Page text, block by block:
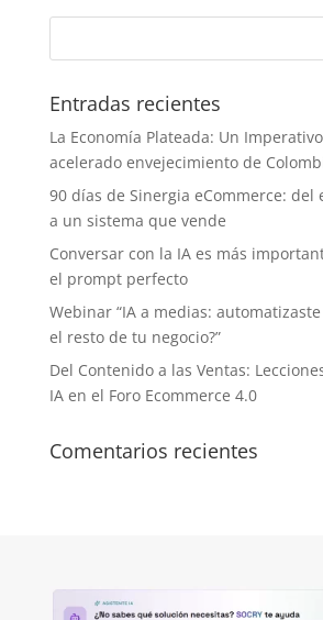
Entradas recientes
La Economía Plateada: Un
acelerado envejecimiento de
90 días de Sinergia eCommerce: del
a un sistema que vende
Conversar con la IA es más
el prompt perfecto
Webinar “IA a medias:
el resto de tu negocio?”
Del Contenido a las Ventas:
IA en el Foro Ecommerce 4.0
Comentarios recientes